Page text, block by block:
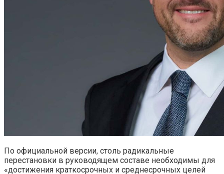
По официальной версии, столь радикальные
перестановки в руководящем составе необходимы для
«достижения краткосрочных и среднесрочных целей